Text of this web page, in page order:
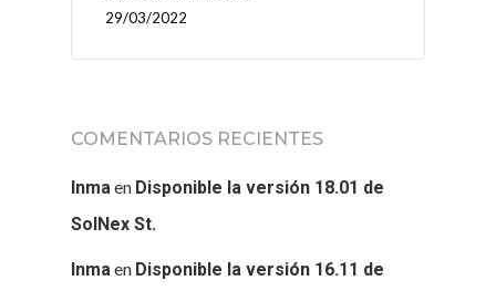
29/03/2022
COMENTARIOS RECIENTES
Inmaen Disponible la versión 18.01 de
SolNex St.
Inmaen Disponible la versión 16.11 de